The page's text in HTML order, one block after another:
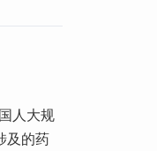
人大规
及的药